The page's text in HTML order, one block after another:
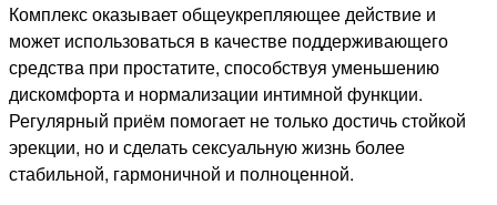
Комплекс оказывает общеукрепляющее действие и
может использоваться в качестве поддерживающего
средства при простатите, способствуя уменьшению
дискомфорта и нормализации интимной функции.
Регулярный приём помогает не только достичь стойкой
эрекции, но и сделать сексуальную жизнь более
стабильной, гармоничной и полноценной.